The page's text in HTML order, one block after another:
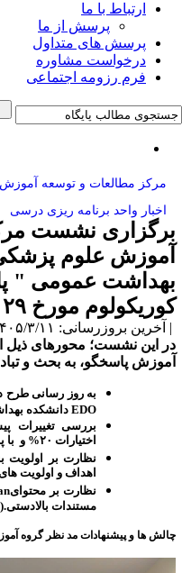
ارتباط با ما
پرسش از ما
پرسش های متداول
درخواست مشاوره
فرم رزومه اجتماعی
مرکز مطالعات و توسعه
اخبار واحد برنامه ریزی درسی
برگزاری نشست
آموزش علوم
بهداشت عمومی "
کوریکولوم مورخ ۲۹ اردیبهشت ماه ۱۴۰۵
| آخرین بروزرسانی: ۱۴۰۵/۳/۱۱ |
در این نشست؛ محورهای ذیل
آموزش پاسخگو، به بحث و
به روز رسانی طرح
EDOدانشکده
بررسی تغییرات
اختیارات ۲۰% و با پشتوانه علمی و آموزشی.
نظارت بر اولویت
اهداف و اولویت
نظارت بر محتوای
مستندات
چالش ها و پیشنهادات مد نظر گروه